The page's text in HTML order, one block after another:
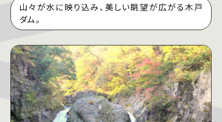
山々が水に映り込み、美しい眺望が広がる木戸
ダム。